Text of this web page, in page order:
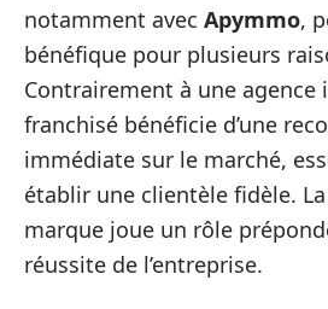
notamment avec Apymmo,
bénéfique pour plusieurs
Contrairement à une agence
franchisé bénéficie d’une
immédiate sur le marché,
établir une clientèle fidèle.
marque joue un rôle
réussite de l’entreprise.